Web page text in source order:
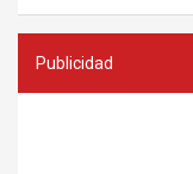
Publicidad